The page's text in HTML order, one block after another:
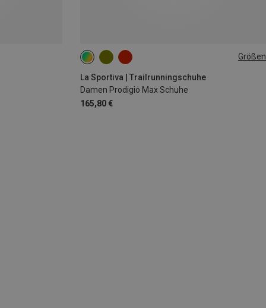
Größen
La Sportiva | Trailrunningschuhe
Damen Prodigio Max Schuhe
165,80 €